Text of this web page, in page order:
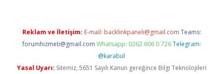
Reklam ve İletişim: E-mail: backlinkpaneli@gmail.com Teams:
forumhizmeti@gmail.com Whatsapp: 0262 606 0 726 Telegram:
@karabul
Yasal Uyarı: Sitemiz, 5651 Sayılı Kanun gereğince Bilgi Teknolojileri